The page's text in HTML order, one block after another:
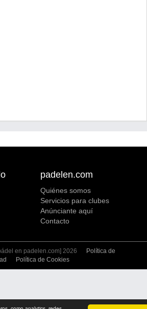
padelen.com
Quiénes somos
Servicios para clubes
Anúnciante aquí
Contacto
en padelen.com] 2026
Política de
Política de Cookies